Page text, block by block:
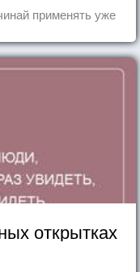
применять уже
открытках